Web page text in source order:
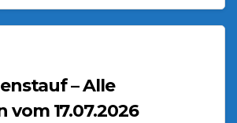
– Alle
vom 17.07.2026